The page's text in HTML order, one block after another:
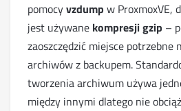
pomocyvzdump w ProxmoxVE,
jest używane kompresji gzip –
zaoszczędzić miejsce potrzebne
archiwów z backupem.
tworzenia archiwum używa
między innymi dlatego nie